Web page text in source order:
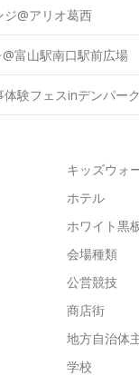
@アリオ葛西
富山駅南口駅前広場
験フェスinデンパーク
キッズウォ
ホテル
ホワイト黒
会場種類
公営競技
商店街
地方自治体
学校